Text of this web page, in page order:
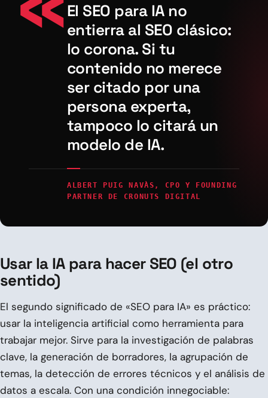
El SEO para IA no
entierra al SEO clásico:
lo corona. Si tu
contenido no merece
ser citado por una
persona experta,
tampoco lo citará un
modelo de IA.
ALBERT PUIG NAVÀS, CPO Y FOUNDING
PARTNER DE CRONUTS DIGITAL
Usar la IA para hacer SEO (el otro
sentido)
El segundo significado de «SEO para IA» es práctico:
usar la inteligencia artificial como herramienta para
trabajar mejor. Sirve para la investigación de palabras
clave, la generación de borradores, la agrupación de
temas, la detección de errores técnicos y el análisis de
datos a escala. Con una condición innegociable: